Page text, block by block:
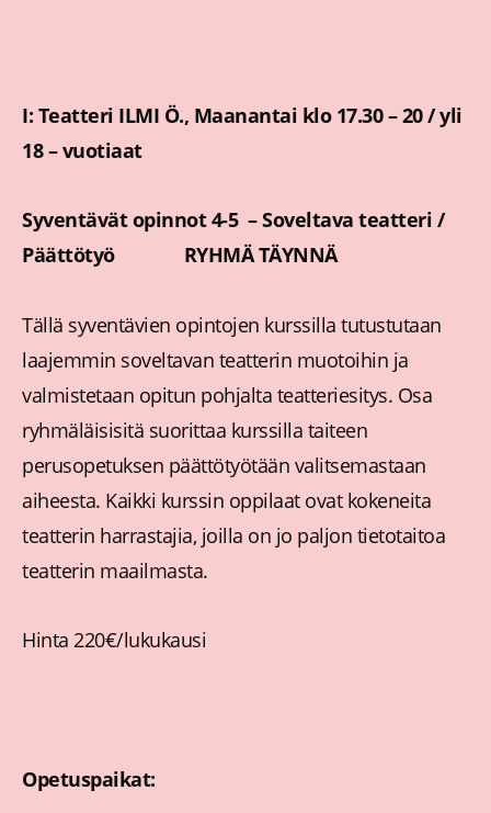
I: Teatteri ILMI Ö., Maanantai klo 17.30 – 20 / yli
18 – vuotiaat
Syventävät opinnot 4-5 – Soveltava teatteri /
Päättötyö RYHMÄ TÄYNNÄ
Tällä syventävien opintojen kurssilla tutustutaan
laajemmin soveltavan teatterin muotoihin ja
valmistetaan opitun pohjalta teatteriesitys. Osa
ryhmäläisisitä suorittaa kurssilla taiteen
perusopetuksen päättötyötään valitsemastaan
aiheesta. Kaikki kurssin oppilaat ovat kokeneita
teatterin harrastajia, joilla on jo paljon tietotaitoa
teatterin maailmasta.
Hinta 220€/lukukausi
Opetuspaikat: